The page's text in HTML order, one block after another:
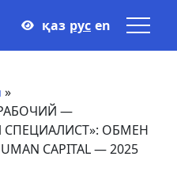
қаз рус en
»
—
ОБМЕН
CAPITAL — 2025